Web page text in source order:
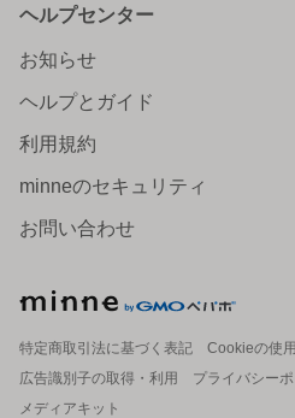
ヘルプセンター
お知らせ
ヘルプとガイド
利用規約
minneのセキュリティ
お問い合わせ
特定商取引法に基づく表記
Cookieの使
広告識別子の取得・利用
プライバシー
メディアキット